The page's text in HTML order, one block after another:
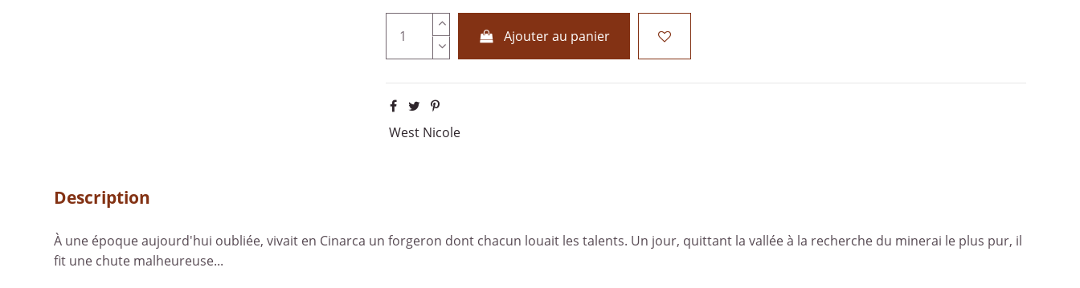
Ajouter au panier
West Nicole
Description
À une époque aujourd'hui oubliée, vivait en Cinarca un forgeron dont chacun louait les talents. Un jour, quittant la vallée à la recherche du minerai le plus pur, il
fit une chute malheureuse...